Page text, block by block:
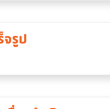
จรูป